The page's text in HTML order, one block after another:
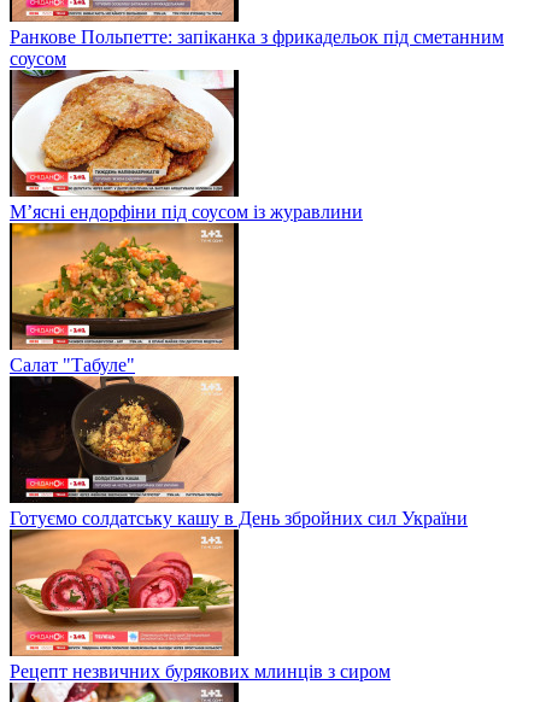
Ранкове Польпетте: запіканка з фрикадельок під сметанним
соусом
М’ясні ендорфіни під соусом із журавлини
Салат "Табуле"
Готуємо солдатську кашу в День збройних сил України
Рецепт незвичних бурякових млинців з сиром